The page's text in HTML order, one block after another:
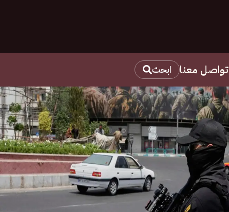
تواصل معنا ابحث